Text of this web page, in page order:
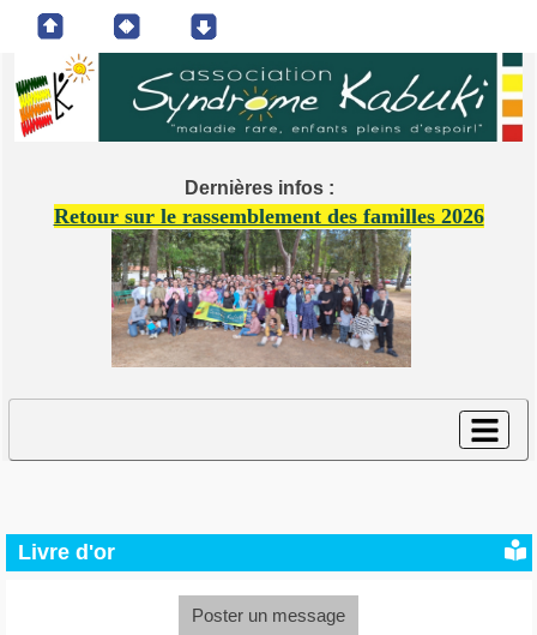
Dernières infos :
Retour sur le rassemblement des familles 2026
Livre d'or
Poster un message